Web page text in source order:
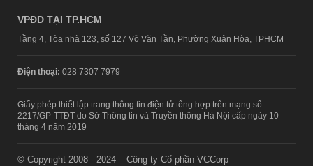
VPĐD TẠI TP.HCM
Tầng 4, Tòa nhà 123, số 127 Võ Văn Tần, Phường Xuân Hòa, TPHCM
Điện thoại: 028 7307 7979
Giấy phép thiết lập trang thông tin điện tử tổng hợp trên mạng số
2217/GP-TTĐT do Sở Thông tin và Truyền thông Hà Nội cấp ngày 10
tháng 4 năm 2019
© Copyright 2008 - 2024 – Công ty Cổ phần VCCorp